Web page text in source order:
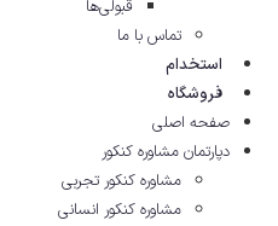
قبولی‌ها
تماس با ما
استخدام
فروشگاه
صفحه اصلی
دپارتمان مشاوره کنکور
مشاوره کنکور تجربی
مشاوره کنکور انسانی